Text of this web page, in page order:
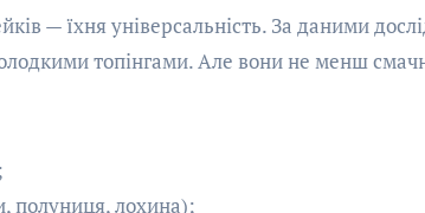
— їхня універсальність. За даними
топінгами. Але вони не менш
полуниця, лохина);